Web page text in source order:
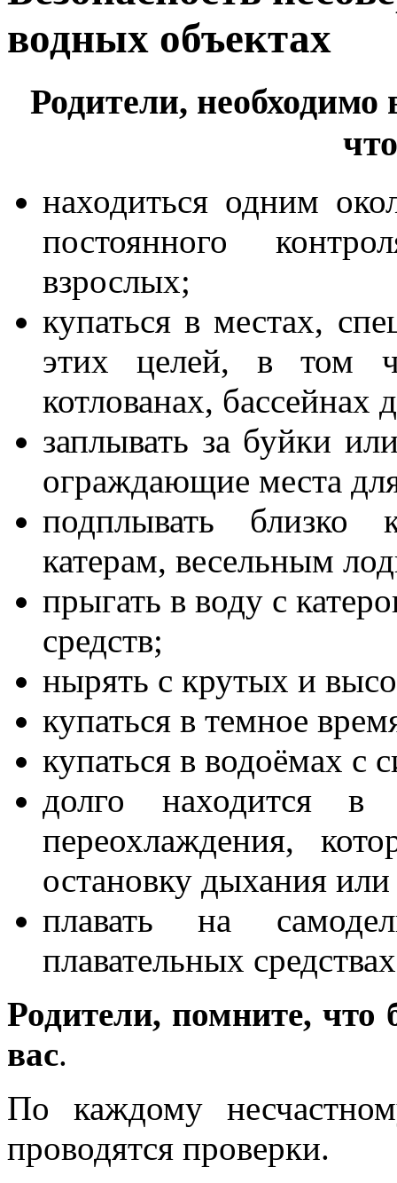
водных объектах
Родители, необходимо
находиться одним
постоянного
взрослых;
купаться в местах,
этих целей, в том
котлованах,
заплывать за буйки
ограждающие места
подплывать близко
катерам, весельным
прыгать в воду с
средств;
нырять с крутых и
купаться в темное
купаться в водоёмах с
долго находится
переохлаждения,
остановку дыхания
плавать на
плавательных
Родители, помните, что
вас.
По каждому
проводятся проверки.